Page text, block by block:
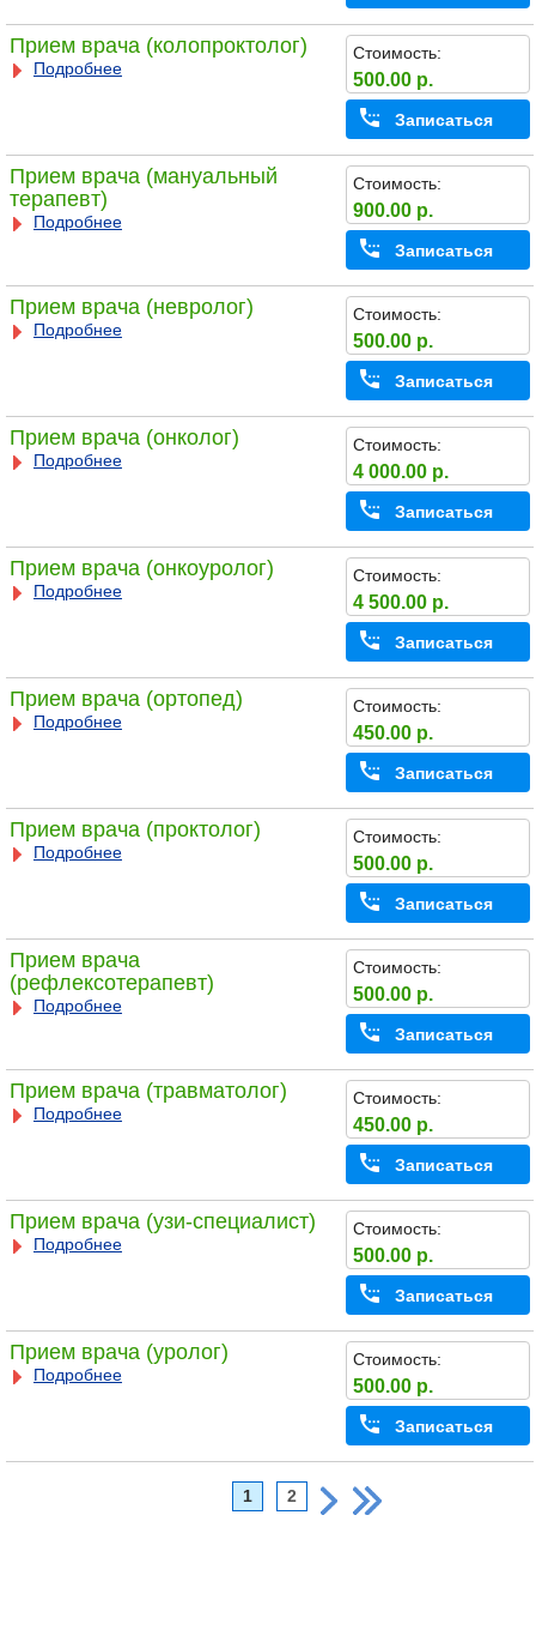
Прием врача (колопроктолог)
Подробнее
Стоимость:
500.00 р.
Записаться
Прием врача (мануальный
терапевт)
Подробнее
Стоимость:
900.00 р.
Записаться
Прием врача (невролог)
Подробнее
Стоимость:
500.00 р.
Записаться
Прием врача (онколог)
Подробнее
Стоимость:
4 000.00 р.
Записаться
Прием врача (онкоуролог)
Подробнее
Стоимость:
4 500.00 р.
Записаться
Прием врача (ортопед)
Подробнее
Стоимость:
450.00 р.
Записаться
Прием врача (проктолог)
Подробнее
Стоимость:
500.00 р.
Записаться
Прием врача
(рефлексотерапевт)
Подробнее
Стоимость:
500.00 р.
Записаться
Прием врача (травматолог)
Подробнее
Стоимость:
450.00 р.
Записаться
Прием врача (узи-специалист)
Подробнее
Стоимость:
500.00 р.
Записаться
Прием врача (уролог)
Подробнее
Стоимость:
500.00 р.
Записаться
1 2